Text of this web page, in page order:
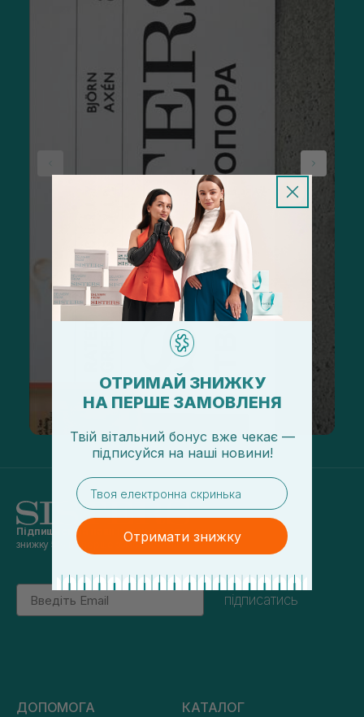
Підпишись на наші новинита отримуй
знижку 5% на перше замовлення
Email
підписатись
ДОПОМОГА КАТАЛОГ
ОТРИМАЙ ЗНИЖКУ
НА ПЕРШЕ ЗАМОВЛЕНЯ
Твій вітальний бонус вже чекає —
підписуйся на наші новини!
email
Отримати знижку